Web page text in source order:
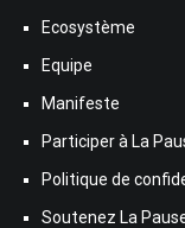
Ecosystème
Equipe
Manifeste
Participer à La
Politique de
Soutenez La